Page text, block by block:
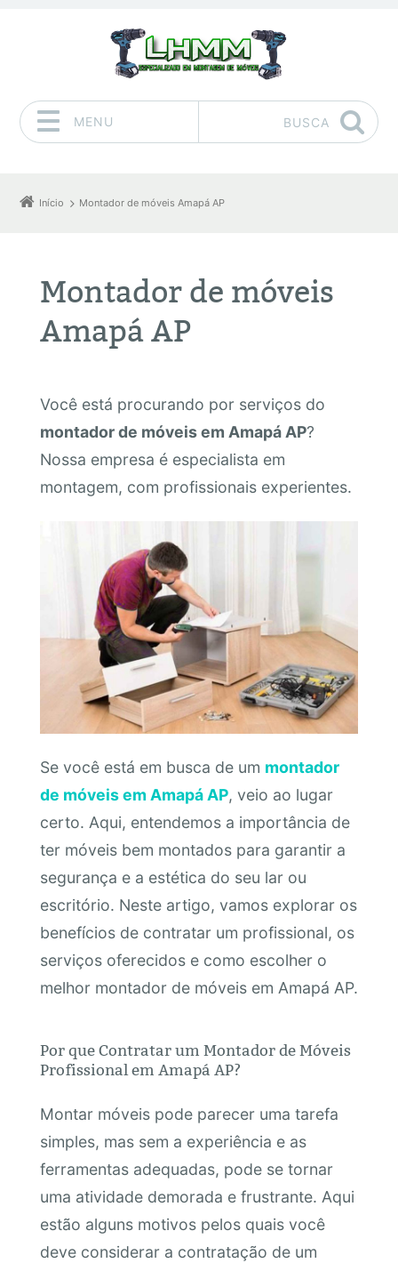
MENU BUSCA
Início Montador de móveis Amapá AP
Montador de móveis
Amapá AP
Você está procurando por serviços do
montador de móveis em Amapá AP?
Nossa empresa é especialista em
montagem, com profissionais experientes.
Se você está em busca de um montador
de móveis em Amapá AP, veio ao lugar
certo. Aqui, entendemos a importância de
ter móveis bem montados para garantir a
segurança e a estética do seu lar ou
escritório. Neste artigo, vamos explorar os
benefícios de contratar um profissional, os
serviços oferecidos e como escolher o
melhor montador de móveis em Amapá AP.
Por que Contratar um Montador de Móveis
Profissional em Amapá AP?
Montar móveis pode parecer uma tarefa
simples, mas sem a experiência e as
ferramentas adequadas, pode se tornar
uma atividade demorada e frustrante. Aqui
estão alguns motivos pelos quais você
deve considerar a contratação de um